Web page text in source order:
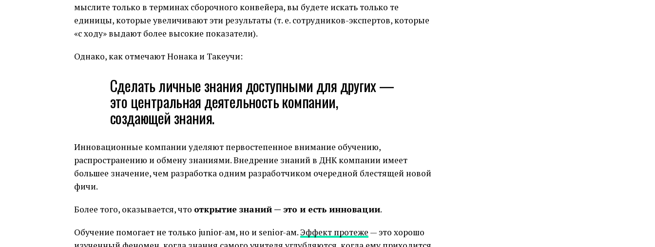
мыслите только в терминах сборочного конвейера, вы будете искать только те
единицы, которые увеличивают эти результаты (т. е. сотрудников-экспертов, которые
«с ходу» выдают более высокие показатели).
Однако, как отмечают Нонака и Такеучи:
Сделать личные знания доступными для других —
это центральная деятельность компании,
создающей знания.
Инновационные компании уделяют первостепенное внимание обучению,
распространению и обмену знаниями. Внедрение знаний в ДНК компании имеет
большее значение, чем разработка одним разработчиком очередной блестящей новой
фичи.
Более того, оказывается, что открытие знаний — это и есть инновации.
Обучение помогает не только junior-ам, но и senior-ам. Эффект протеже — это хорошо